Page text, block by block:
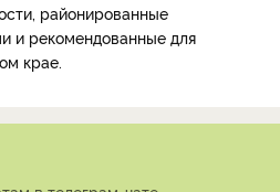
районированные
и рекомендованные для
крае.